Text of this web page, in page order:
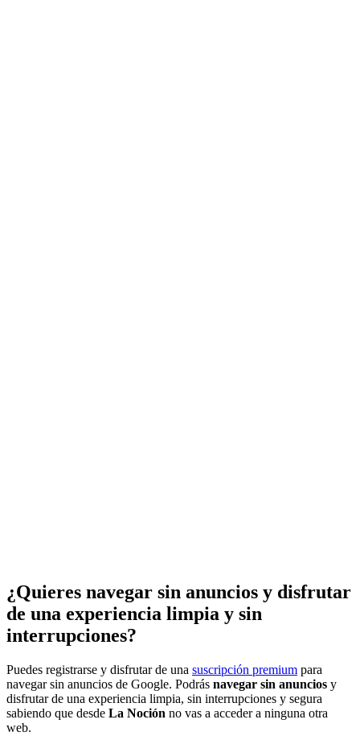
¿Quieres navegar sin anuncios y disfrutar
de una experiencia limpia y sin
interrupciones?
Puedes registrarse y disfrutar de una suscripción premium para
navegar sin anuncios de Google. Podrás navegar sin anuncios y
disfrutar de una experiencia limpia, sin interrupciones y segura
sabiendo que desde La Noción no vas a acceder a ninguna otra
web.